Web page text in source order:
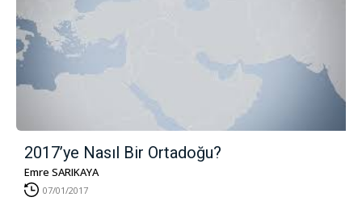
2017’ye Nasıl Bir Ortadoğu?
Emre SARIKAYA
07/01/2017